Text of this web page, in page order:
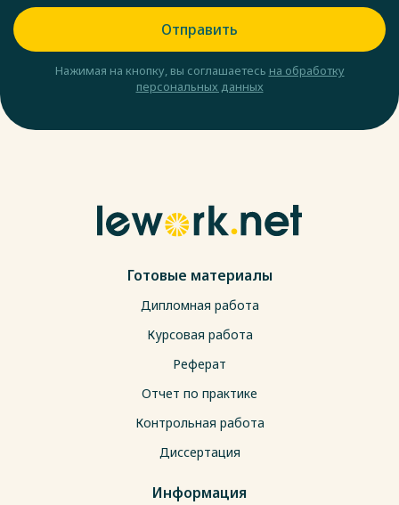
Отправить
Нажимая на кнопку, вы соглашаетесь на обработку
персональных данных
Готовые материалы
Дипломная работа
Курсовая работа
Реферат
Отчет по практике
Контрольная работа
Диссертация
Информация